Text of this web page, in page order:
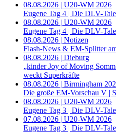
08.08.2026 | U20-WM 2026
Eugene Tag 4 | Die DLV-
08.08.2026 | U20-WM 2026
Eugene Tag 4 | Die DLV-
08.08.2026 | Notizen
Flash-News & EM-Splitter
08.08.2026 | Dieburg
„kinder Joy of Moving
weckt Superkräfte
08.08.2026 | Birmingham
Die große EM-Vorschau V |
08.08.2026 | U20-WM 2026
Eugene Tag 3 | Die DLV-
07.08.2026 | U20-WM 2026
Eugene Tag 3 | Die DLV-